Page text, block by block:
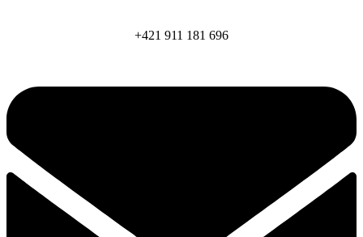
+421 911 181 696